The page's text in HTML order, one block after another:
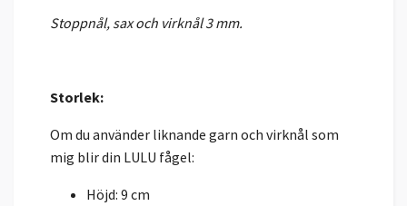
Stoppnål, sax och virknål 3 mm.
Storlek:
Om du använder liknande garn och virknål som
mig blir din LULU fågel:
Höjd: 9 cm